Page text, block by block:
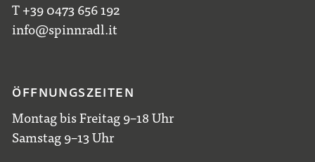
T +39 0473 656 192
info@spinnradl.it
ÖFFNUNGSZEITEN
Montag bis Freitag 9–18 Uhr
Samstag 9–13 Uhr